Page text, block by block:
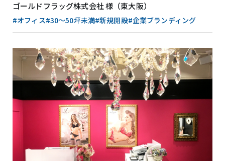
ゴールドフラッグ株式会社 様（東大阪）
#オフィス#30〜50坪未満#新規開設#企業ブランディング